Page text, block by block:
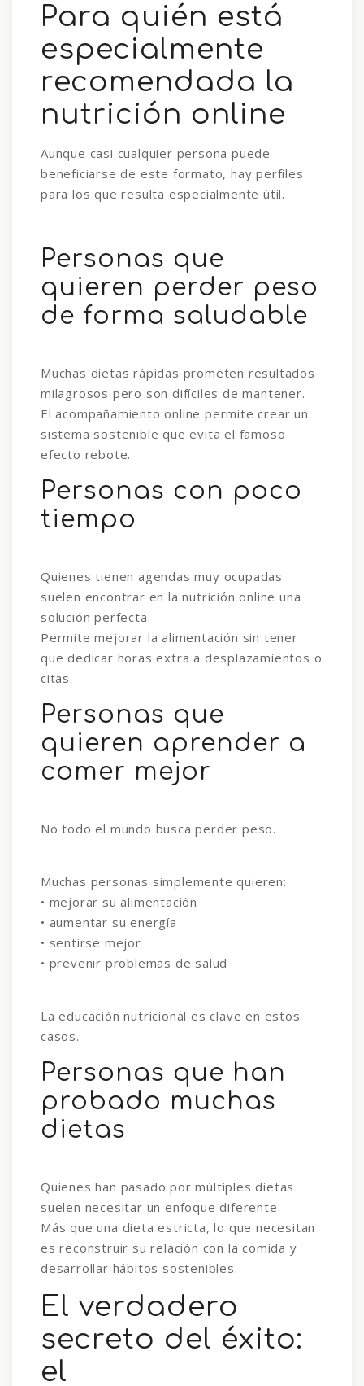
Para quién está
especialmente
recomendada la
nutrición online
Aunque casi cualquier persona puede
beneficiarse de este formato, hay perfiles
para los que resulta especialmente útil.
Personas que
quieren perder peso
de forma saludable
Muchas dietas rápidas prometen resultados
milagrosos pero son difíciles de mantener.
El acompañamiento online permite crear un
sistema sostenible que evita el famoso
efecto rebote.
Personas con poco
tiempo
Quienes tienen agendas muy ocupadas
suelen encontrar en la nutrición online una
solución perfecta.
Permite mejorar la alimentación sin tener
que dedicar horas extra a desplazamientos o
citas.
Personas que
quieren aprender a
comer mejor
No todo el mundo busca perder peso.
Muchas personas simplemente quieren:
• mejorar su alimentación
• aumentar su energía
• sentirse mejor
• prevenir problemas de salud
La educación nutricional es clave en estos
casos.
Personas que han
probado muchas
dietas
Quienes han pasado por múltiples dietas
suelen necesitar un enfoque diferente.
Más que una dieta estricta, lo que necesitan
es reconstruir su relación con la comida y
desarrollar hábitos sostenibles.
El verdadero
secreto del éxito:
el